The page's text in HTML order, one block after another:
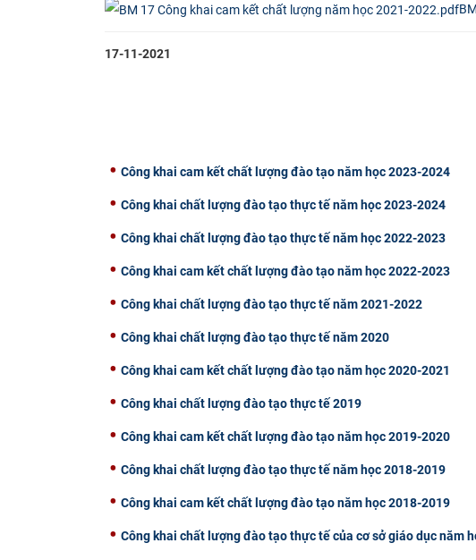
17-11-2021
Công khai cam kết chất lượng đào tạo năm học 2023-2024
Công khai chất lượng đào tạo thực tế năm học 2023-2024
Công khai chất lượng đào tạo thực tế năm học 2022-2023
Công khai cam kết chất lượng đào tạo năm học 2022-2023
Công khai chất lượng đào tạo thực tế năm 2021-2022
Công khai chất lượng đào tạo thực tế năm 2020
Công khai cam kết chất lượng đào tạo năm học 2020-2021
Công khai chất lượng đào tạo thực tế 2019
Công khai cam kết chất lượng đào tạo năm học 2019-2020
Công khai chất lượng đào tạo thực tế năm học 2018-2019
Công khai cam kết chất lượng đào tạo năm học 2018-2019
Công khai chất lượng đào tạo thực tế của cơ sở giáo dục năm